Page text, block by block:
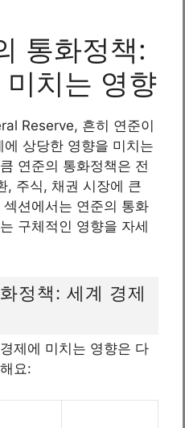
통화정책:
치는 영향
Reserve, 흔히 연준이
상당한 영향을 미치는
연준의 통화정책은 전
, 주식, 채권 시장에 큰
션에서는 연준의 통화
구체적인 영향을 자세
정책: 세계 경제
제에 미치는 영향은 다
요: